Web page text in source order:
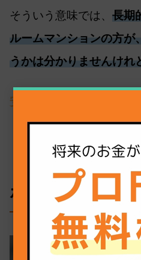
そういう意味では、 長期
ルームマンションの方が
うかは分かりませんけれ
安藤：
ポートフォリオ